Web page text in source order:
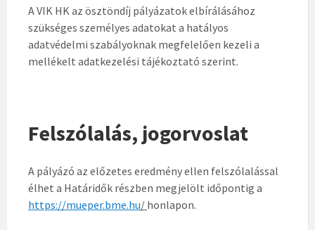
A VIK HK az ösztöndíj pályázatok elbírálásához
szükséges személyes adatokat a hatályos
adatvédelmi szabályoknak megfelelően kezeli a
mellékelt adatkezelési tájékoztató szerint.
Felszólalás, jogorvoslat
A pályázó az előzetes eredmény ellen felszólalással
élhet a Határidők részben megjelölt időpontig a
https://mueper.bme.hu/ honlapon.